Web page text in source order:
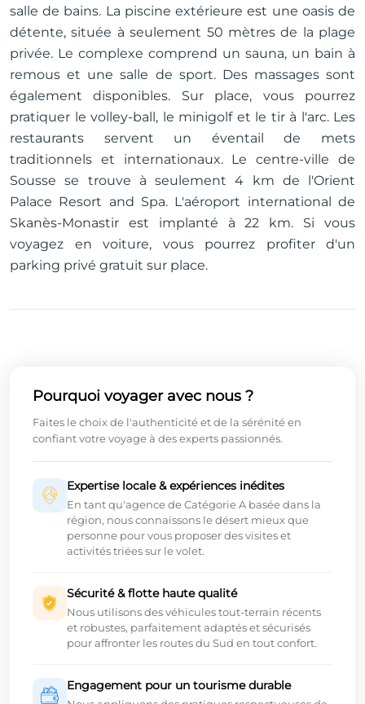
salle de bains. La piscine extérieure est une oasis de
détente, située à seulement 50 mètres de la plage
privée. Le complexe comprend un sauna, un bain à
remous et une salle de sport. Des massages sont
également disponibles. Sur place, vous pourrez
pratiquer le volley-ball, le minigolf et le tir à l'arc. Les
restaurants servent un éventail de mets
traditionnels et internationaux. Le centre-ville de
Sousse se trouve à seulement 4 km de l'Orient
Palace Resort and Spa. L'aéroport international de
Skanès-Monastir est implanté à 22 km. Si vous
voyagez en voiture, vous pourrez profiter d'un
parking privé gratuit sur place.
Pourquoi voyager avec nous ?
Faites le choix de l'authenticité et de la sérénité en
confiant votre voyage à des experts passionnés.
Expertise locale & expériences inédites
En tant qu'agence de Catégorie A basée dans la
région, nous connaissons le désert mieux que
personne pour vous proposer des visites et
activités triées sur le volet.
Sécurité & flotte haute qualité
Nous utilisons des véhicules tout-terrain récents
et robustes, parfaitement adaptés et sécurisés
pour affronter les routes du Sud en tout confort.
Engagement pour un tourisme durable